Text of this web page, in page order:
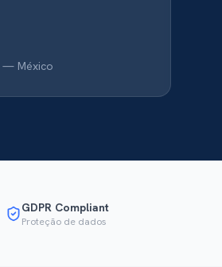
— México
GDPR Compliant
Proteção de dados